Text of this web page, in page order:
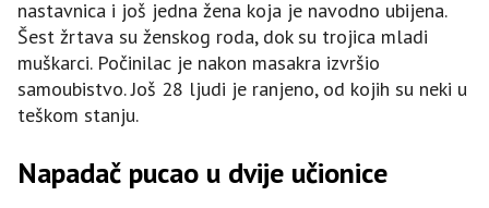
nastavnica i još jedna žena koja je navodno ubijena.
Šest žrtava su ženskog roda, dok su trojica mladi
muškarci. Počinilac je nakon masakra izvršio
samoubistvo. Još 28 ljudi je ranjeno, od kojih su neki u
teškom stanju.
Napadač pucao u dvije učionice